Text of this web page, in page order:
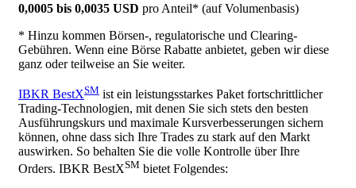
0,0005 bis 0,0035 USD pro Anteil* (auf Volumenbasis)
* Hinzu kommen Börsen-, regulatorische und Clearing-
Gebühren. Wenn eine Börse Rabatte anbietet, geben wir diese
ganz oder teilweise an Sie weiter.
IBKR BestXSM ist ein leistungsstarkes Paket fortschrittlicher
Trading-Technologien, mit denen Sie sich stets den besten
Ausführungskurs und maximale Kursverbesserungen sichern
können, ohne dass sich Ihre Trades zu stark auf den Markt
auswirken. So behalten Sie die volle Kontrolle über Ihre
Orders. IBKR BestXSM bietet Folgendes: